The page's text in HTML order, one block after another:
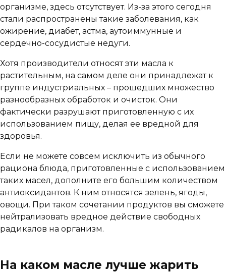
организме, здесь отсутствует. Из-за этого сегодня
стали распространены такие заболевания, как
ожирение, диабет, астма, аутоиммунные и
сердечно-сосудистые недуги.
Хотя производители относят эти масла к
растительным, на самом деле они принадлежат к
группе индустриальных – прошедших множество
разнообразных обработок и очисток. Они
фактически разрушают приготовленную с их
использованием пищу, делая ее вредной для
здоровья.
Если не можете совсем исключить из обычного
рациона блюда, приготовленные с использованием
таких масел, дополните его большим количеством
антиоксидантов. К ним относятся зелень, ягоды,
овощи. При таком сочетании продуктов вы сможете
нейтрализовать вредное действие свободных
радикалов на организм.
На каком масле лучше жарить